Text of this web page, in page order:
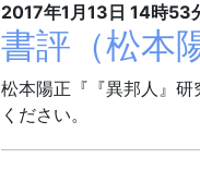
2017年1月13日 14時53
書評（松本
松本陽正『『異邦人』研
ください。